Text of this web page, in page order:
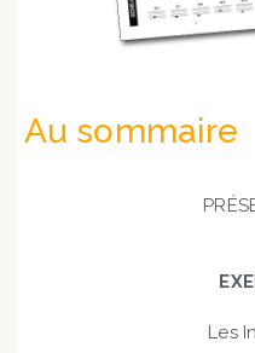
Au sommaire
Les